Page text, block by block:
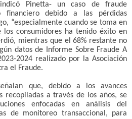
Pinetta- un caso de fraude
financiero debido a las pérdidas
“especialmente cuando se toma en
los consumidores ha tenido éxito en
mientras que el 68% restante no
datos de Informe Sobre Fraude A
2024 realizado por la Asociación
el Fraude.
que, debido a los avances
recopiladas a través de los años, se
enfocadas en análisis del
de monitoreo transaccional, para